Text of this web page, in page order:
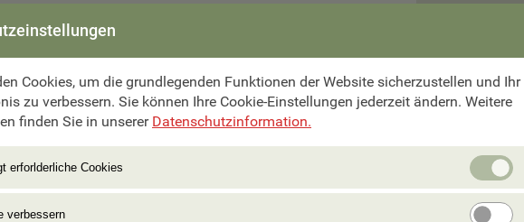
aus.
Bitte
Bitte
Gesamtpreis
Cookies, um die grundlegenden Funktionen der Website sicherzustellen und Ihr
zu verbessern. Sie können Ihre Cookie-Einstellungen jederzeit ändern. Weitere
finden Sie in unserer Datenschutzinformation.
erforlderliche Cookies
verbessern